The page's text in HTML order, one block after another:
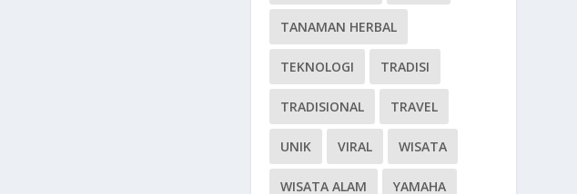
TANAMAN HERBAL
TEKNOLOGI TRADISI
TRADISIONAL TRAVEL
UNIK VIRAL WISATA
WISATA ALAM YAMAHA